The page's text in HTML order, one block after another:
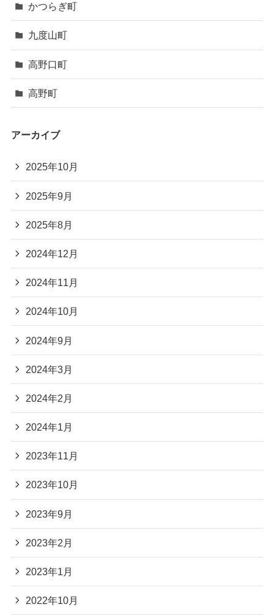
かつらぎ町
九度山町
高野口町
高野町
アーカイブ
2025年10月
2025年9月
2025年8月
2024年12月
2024年11月
2024年10月
2024年9月
2024年3月
2024年2月
2024年1月
2023年11月
2023年10月
2023年9月
2023年2月
2023年1月
2022年10月